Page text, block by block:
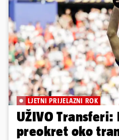
LJETNI PRIJELAZNI ROK
UŽIVO
preokret oko